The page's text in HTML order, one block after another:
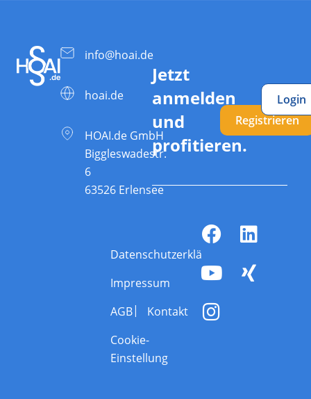
info@hoai.de
hoai.de
HOAI.de GmbH
Biggleswadestr.
6
63526 Erlensee
Jetzt
anmelden
und
profitieren.
Registrieren
Login
Datenschutzerklärung
Impressum
AGB
Kontakt
Cookie-
Einstellung